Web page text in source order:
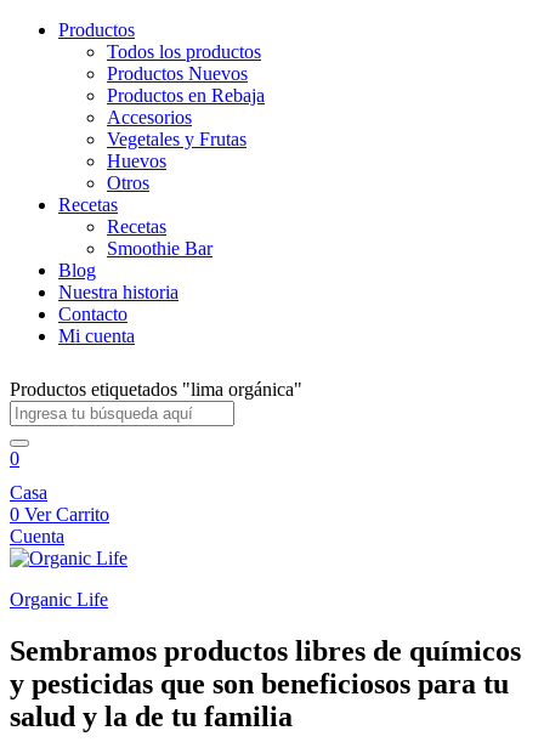
Productos
Todos los productos
Productos Nuevos
Productos en Rebaja
Accesorios
Vegetales y Frutas
Huevos
Otros
Recetas
Recetas
Smoothie Bar
Blog
Nuestra historia
Contacto
Mi cuenta
Productos etiquetados "lima orgánica"
0
Casa
0 Ver Carrito
Cuenta
Organic Life
Sembramos productos libres de químicos
y pesticidas que son beneficiosos para tu
salud y la de tu familia